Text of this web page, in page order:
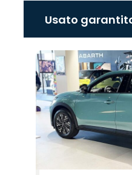
Promo
Abarth
Promo
Alfa
Romeo
Promo
Land
Rover
Promo
Peugeot
Promo
Hyundai
Promo
Omoda
Promo
Jeep
Promo
Fiat
Promo
Opel
Promo
Lancia
Promo
Citroën
Promo
Cupra
Promo
Seat
Promo
Mazda
Promo
Jaecoo
‹